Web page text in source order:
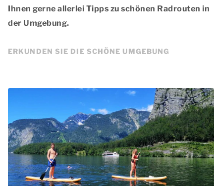
Ihnen gerne allerlei Tipps zu schönen Radrouten in
der Umgebung.
ERKUNDEN SIE DIE SCHÖNE UMGEBUNG